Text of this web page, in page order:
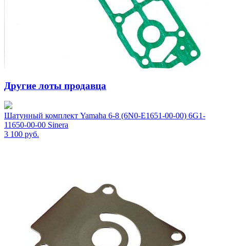
Другие лоты продавца
Шатунный комплект Yamaha 6-8 (6N0-E1651-00-00) 6G1-
11650-00-00 Sinera
3 100 руб.